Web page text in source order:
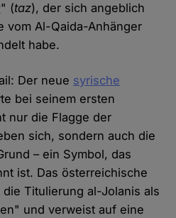
" (taz), der sich angeblich
vom Al-Qaida-Anhänger
habe.
Der neue syrische
bei seinem ersten
nur die Flagge der
sich, sondern auch die
– ein Symbol, das
ist. Das österreichische
Titulierung al-Jolanis als
und verweist auf eine